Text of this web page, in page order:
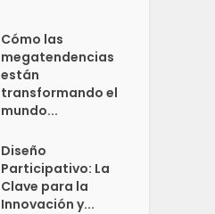
Cómo las
megatendencias
están
transformando el
mundo...
Diseño
Participativo: La
Clave para la
Innovación y...